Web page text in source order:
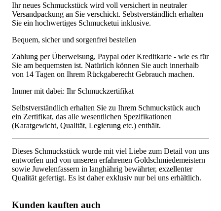
Ihr neues Schmuckstück wird voll versichert in neutraler
Versandpackung an Sie verschickt. Sebstverständlich erhalten
Sie ein hochwertiges Schmucketui inklusive.
Bequem, sicher und sorgenfrei bestellen
Zahlung per Überweisung, Paypal oder Kreditkarte - wie es für
Sie am bequemsten ist. Natürlich können Sie auch innerhalb
von 14 Tagen on Ihrem Rückgaberecht Gebrauch machen.
Immer mit dabei: Ihr Schmuckzertifikat
Selbstverständlich erhalten Sie zu Ihrem Schmuckstück auch
ein Zertifikat, das alle wesentlichen Spezifikationen
(Karatgewicht, Qualität, Legierung etc.) enthält.
Dieses Schmuckstück wurde mit viel Liebe zum Detail von uns
entworfen und von unseren erfahrenen Goldschmiedemeistern
sowie Juwelenfassern in langhährig bewährter, exzellenter
Qualität gefertigt. Es ist daher exklusiv nur bei uns erhältlich.
Kunden kauften auch